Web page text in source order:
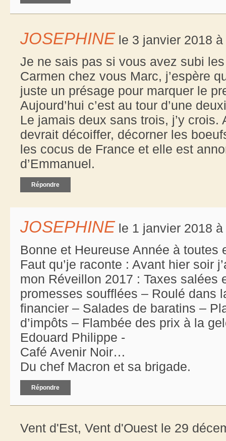
JOSEPHINE le 3 janvier 2018
Je ne sais pas si vous avez subi
Carmen chez vous Marc, j’espère
juste un présage pour marquer le
Aujourd’hui c’est au tour d’une
Le jamais deux sans trois, j’y crois.
devrait décoiffer, décorner les
les cocus de France et elle est
d’Emmanuel.
Répondre
JOSEPHINE le 1 janvier 2018
Bonne et Heureuse Année à toutes
Faut qu’je raconte : Avant hier soir
mon Réveillon 2017 : Taxes salées
promesses soufflées – Roulé dans
financier – Salades de baratins –
d’impôts – Flambée des prix à la
Edouard Philippe -
Café Avenir Noir…
Du chef Macron et sa brigade.
Répondre
Vent d'Est, Vent d'Ouest le 29